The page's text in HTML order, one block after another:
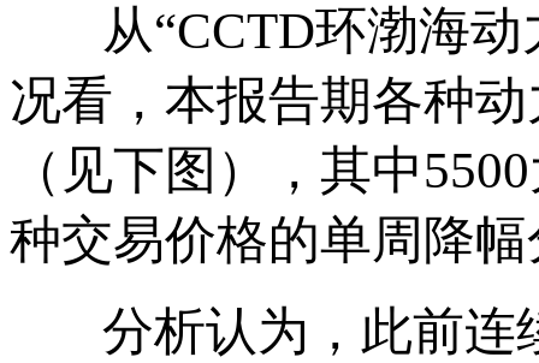
从“CCTD环渤海动
况看，本报告期各种
（见下图），其中
种交易价格的单周降
分析认为，此前连